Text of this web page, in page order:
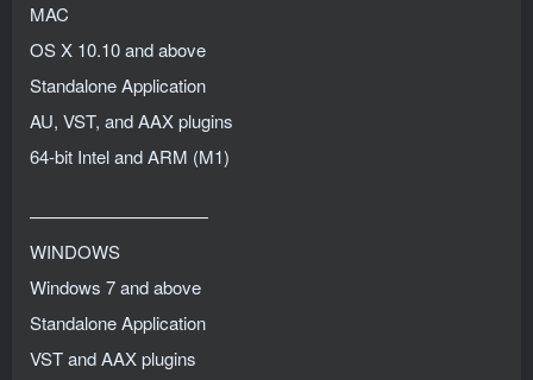
MAC
OS X 10.10 and above
Standalone Application
AU, VST, and AAX plugins
64-bit Intel and ARM (M1)
——————————
WINDOWS
Windows 7 and above
Standalone Application
VST and AAX plugins